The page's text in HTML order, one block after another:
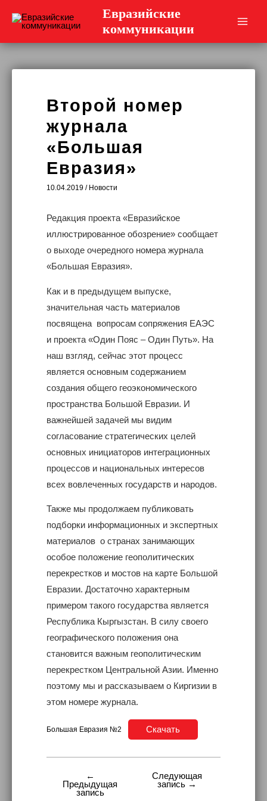
Евразийские
коммуникации
Второй номер
журнала
«Большая
Евразия»
10.04.2019 / Новости
Редакция проекта «Евразийское
иллюстрированное обозрение» сообщает
о выходе очередного номера журнала
«Большая Евразия».
Как и в предыдущем выпуске,
значительная часть материалов
посвящена вопросам сопряжения ЕАЭС
и проекта «Один Пояс – Один Путь». На
наш взгляд, сейчас этот процесс
является основным содержанием
создания общего геоэкономического
пространства Большой Евразии. И
важнейшей задачей мы видим
согласование стратегических целей
основных инициаторов интеграционных
процессов и национальных интересов
всех вовлеченных государств и народов.
Также мы продолжаем публиковать
подборки информационных и экспертных
материалов о странах занимающих
особое положение геополитических
перекрестков и мостов на карте Большой
Евразии. Достаточно характерным
примером такого государства является
Республика Кыргызстан. В силу своего
географического положения она
становится важным геополитическим
перекрестком Центральной Азии. Именно
поэтому мы и рассказываем о Киргизии в
этом номере журнала.
Большая Евразия №2 Скачать
Навигация←
Предыдущая
запись
Следующая
запись →